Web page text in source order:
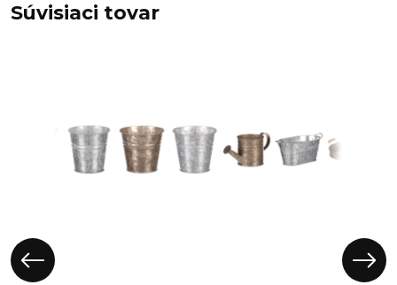
Súvisiaci tovar